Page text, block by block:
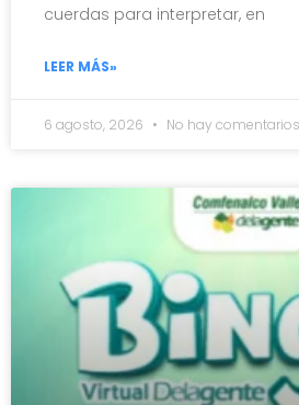
cuerdas para interpretar, en
LEER MÁS»
6 agosto, 2026 No hay comentarios